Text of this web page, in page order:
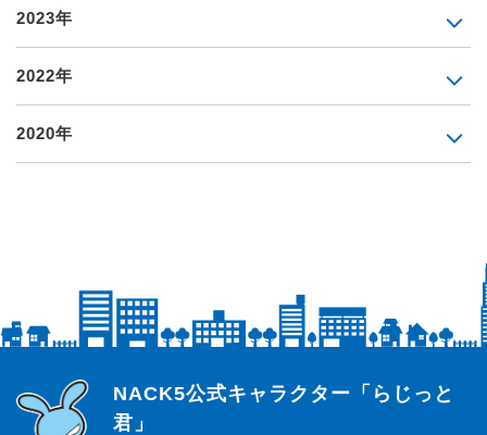
2023年
2022年
2020年
らじっと君
NACK5公式キャラクター「らじっと
君」